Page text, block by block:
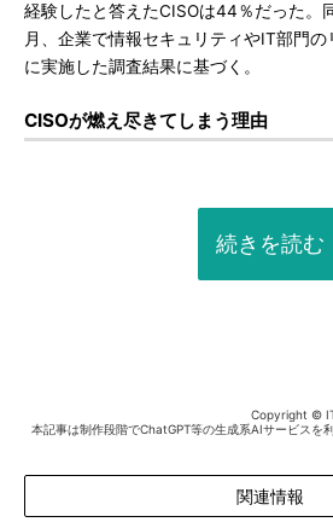
経験したと答えたCISOは44％だった。
月、企業で情報セキュリティやIT部門の
に実施した調査結果に基づく。
CISOが燃え尽きてしまう理由
続きを読む
Copyright ©
本記事は制作段階でChatGPT等の生成系AIサービスを
関連情報